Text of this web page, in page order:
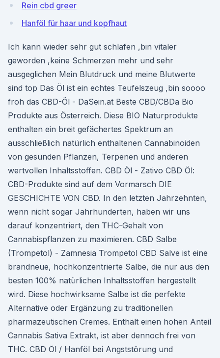
Rein cbd greer
Hanföl für haar und kopfhaut
Ich kann wieder sehr gut schlafen ,bin vitaler
geworden ,keine Schmerzen mehr und sehr
ausgeglichen Mein Blutdruck und meine Blutwerte
sind top Das Öl ist ein echtes Teufelszeug ,bin soooo
froh das CBD-Öl - DaSein.at Beste CBD/CBDa Bio
Produkte aus Österreich. Diese BIO Naturprodukte
enthalten ein breit gefächertes Spektrum an
ausschließlich natürlich enthaltenen Cannabinoiden
von gesunden Pflanzen, Terpenen und anderen
wertvollen Inhaltsstoffen. CBD Öl - Zativo CBD Öl:
CBD-Produkte sind auf dem Vormarsch DIE
GESCHICHTE VON CBD. In den letzten Jahrzehnten,
wenn nicht sogar Jahrhunderten, haben wir uns
darauf konzentriert, den THC-Gehalt von
Cannabispflanzen zu maximieren. CBD Salbe
(Trompetol) - Zamnesia Trompetol CBD Salve ist eine
brandneue, hochkonzentrierte Salbe, die nur aus den
besten 100% natürlichen Inhaltsstoffen hergestellt
wird. Diese hochwirksame Salbe ist die perfekte
Alternative oder Ergänzung zu traditionellen
pharmazeutischen Cremes. Enthält einen hohen Anteil
Cannabis Sativa Extrakt, ist aber dennoch frei von
THC. CBD Öl / Hanföl bei Angststörung und